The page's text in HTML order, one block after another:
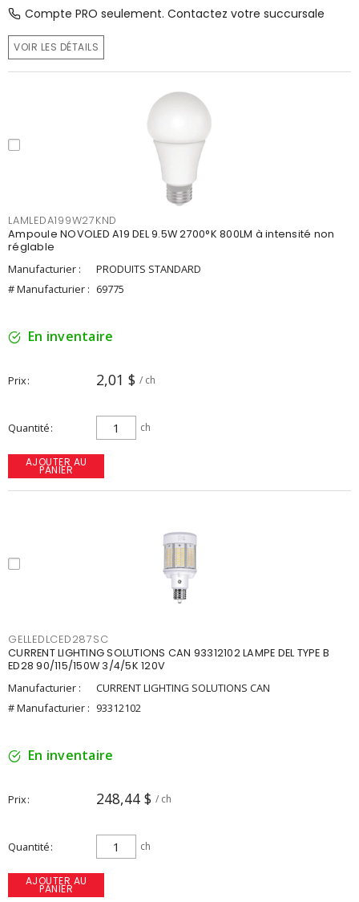
Compte PRO seulement. Contactez votre succursale
VOIR LES DÉTAILS
LAMLEDA199W27KND
Ampoule NOVOLED A19 DEL 9.5W 2700°K 800LM à intensité non
réglable
Manufacturier :
PRODUITS STANDARD
# Manufacturier : 69775
En inventaire
Prix 2,01 $ / ch
Quantité ch
AJOUTER AU
PANIER
GELLEDLCED287SC
CURRENT LIGHTING SOLUTIONS CAN 93312102 LAMPE DEL TYPE B
ED28 90/115/150W 3/4/5K 120V
Manufacturier :
CURRENT LIGHTING SOLUTIONS CAN
# Manufacturier : 93312102
En inventaire
Prix 248,44 $ / ch
Quantité ch
AJOUTER AU
PANIER